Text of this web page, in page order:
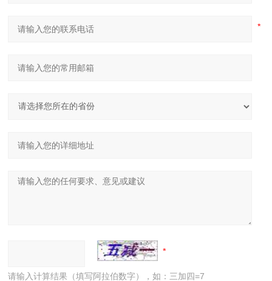
请输入计算结果（填写阿拉伯数字），如：三加四=7